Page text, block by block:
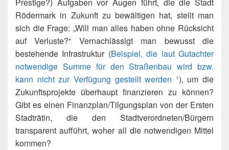
Prestige?) Aufgaben vor Augen führt, die die Stadt
Rödermark in Zukunft zu bewältigen hat, stellt man
sich die Frage: „Will man alles haben ohne Rücksicht
auf Verluste?“ Vernachlässigt man bewusst die
bestehende Infrastruktur (Beispiel, die laut Gutachter
notwendige Summe für den Straßenbau wird bzw.
kann nicht zur Verfügung gestellt werden
1), um die
Zukunftsprojekte überhaupt finanzieren zu können?
Gibt es einen Finanzplan/Tilgungsplan von der Ersten
Stadträtin, die den Stadtverordneten/Bürgern
transparent aufführt, woher all die notwendigen Mittel
kommen?